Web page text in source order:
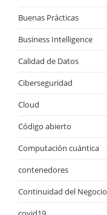
Buenas Prácticas
Business Intelligence
Calidad de Datos
Ciberseguridad
Cloud
Código abierto
Computación cuántica
contenedores
Continuidad del Negocio